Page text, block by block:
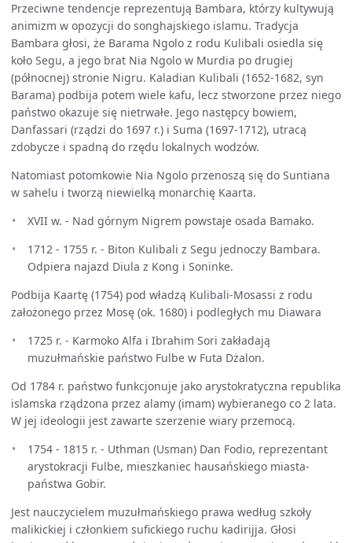
Przeciwne tendencje reprezentują Bambara, którzy kultywują
animizm w opozycji do songhajskiego islamu. Tradycja
Bambara głosi, że Barama Ngolo z rodu Kulibali osiedla się
koło Segu, a jego brat Nia Ngolo w Murdia po drugiej
(północnej) stronie Nigru. Kaladian Kulibali (1652-1682, syn
Barama) podbija potem wiele kafu, lecz stworzone przez niego
państwo okazuje się nietrwałe. Jego następcy bowiem,
Danfassari (rządzi do 1697 r.) i Suma (1697-1712), utracą
zdobycze i spadną do rzędu lokalnych wodzów.
Natomiast potomkowie Nia Ngolo przenoszą się do Suntiana
w sahelu i tworzą niewielką monarchię Kaarta.
XVII w. - Nad górnym Nigrem powstaje osada Bamako.
1712 - 1755 r. - Biton Kulibali z Segu jednoczy Bambara.
Odpiera najazd Diula z Kong i Soninke.
Podbija Kaartę (1754) pod władzą Kulibali-Mosassi z rodu
założonego przez Mosę (ok. 1680) i podległych mu Diawara
1725 r. - Karmoko Alfa i Ibrahim Sori zakładają
muzułmańskie państwo Fulbe w Futa Dżalon.
Od 1784 r. państwo funkcjonuje jako arystokratyczna republika
islamska rządzona przez alamy (imam) wybieranego co 2 lata.
W jej ideologii jest zawarte szerzenie wiary przemocą.
1754 - 1815 r. - Uthman (Usman) Dan Fodio, reprezentant
arystokracji Fulbe, mieszkaniec hausańskiego miasta-
państwa Gobir.
Jest nauczycielem muzułmańskiego prawa według szkoły
malikickiej i członkiem sufickiego ruchu kadirijja. Głosi